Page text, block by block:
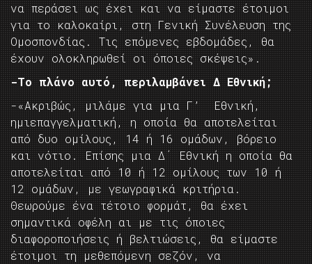
να περάσει ως έχει και να είμαστε έτοιμοι
για το καλοκαίρι, στη Γενική Συνέλευση της
Ομοσπονδίας. Τις επόμενες εβδομάδες, θα
έχουν ολοκληρωθεί οι όποιες σκέψεις».
-Το πλάνο αυτό, περιλαμβάνει Δ Εθνική;
-«Ακριβώς, μιλάμε για μια Γ’ Εθνική,
ημιεπαγγελματική, η οποία θα αποτελείται
από δυο ομίλους, 14 ή 16 ομάδων, βόρειο
και νότιο. Επίσης μια Δ΄ Εθνική η οποία θα
αποτελείται από 10 ή 12 ομίλους των 10 ή
12 ομάδων, με γεωγραφικά κριτήρια.
Θεωρούμε ένα τέτοιο φορμάτ, θα έχει
σημαντικά οφέλη αι με τις όποιες
διαφοροποιήσεις ή βελτιώσεις, θα είμαστε
έτοιμοι τη μεθεπόμενη σεζόν, να